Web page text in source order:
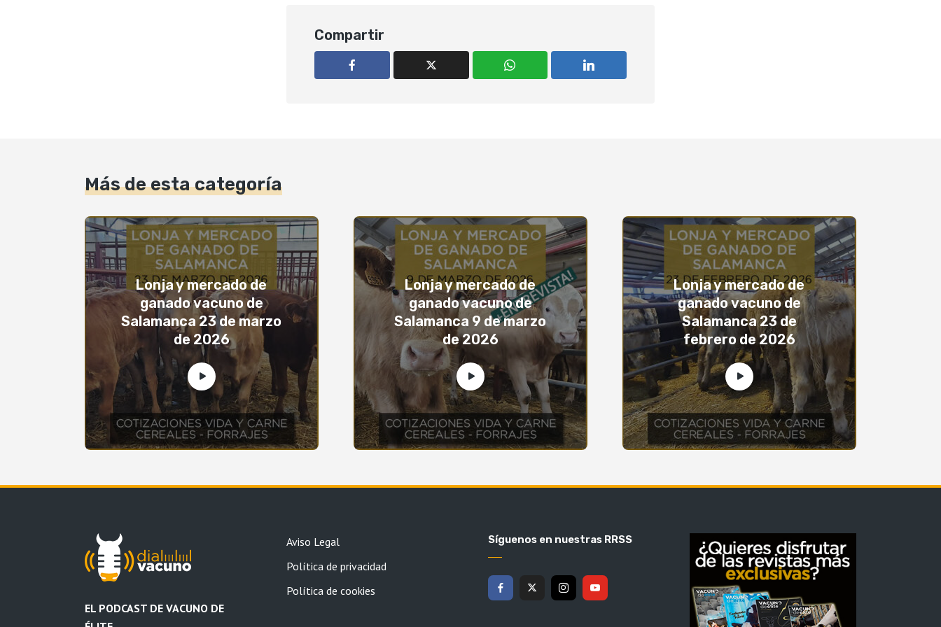
Compartir
Más de esta categoría
Lonja y mercado de
ganado vacuno de
Salamanca 23 de marzo
de 2026
Lonja y mercado de
ganado vacuno de
Salamanca 9 de marzo
de 2026
Lonja y mercado de
ganado vacuno de
Salamanca 23 de
febrero de 2026
EL PODCAST DE VACUNO DE
Aviso Legal
Política de privacidad
Política de cookies
Síguenos en nuestras RRSS